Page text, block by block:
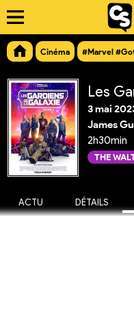
Cinéma #Marvel
Les
3 mai
James
2h30min
THE
ACTU DÉTAILS